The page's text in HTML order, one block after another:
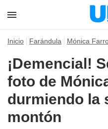
Inicio Farándula Mónica
¡Demencial!
foto de
durmiendo la
montón